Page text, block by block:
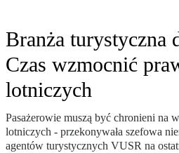
Branża turystyczna
Czas wzmocnić
lotniczych
Pasażerowie muszą być chronieni na
lotniczych - przekonywała szefowa
agentów turystycznych VUSR na